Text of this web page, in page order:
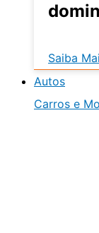
Saiba
Autos
Carros e